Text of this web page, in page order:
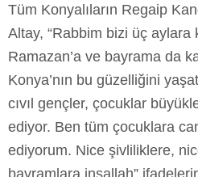
Tüm Konyalıların Regaip
Altay, “Rabbim bizi üç aylara
Ramazan’a ve bayrama da
Konya’nın bu güzelliğini
cıvıl gençler, çocuklar
ediyor. Ben tüm çocuklara
ediyorum. Nice şivliliklere,
bayramlara inşallah”